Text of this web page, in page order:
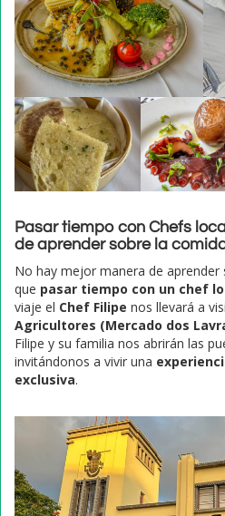
Pasar tiempo con Chefs
de aprender sobre la
No hay mejor manera de
que pasar tiempo con un chef
viaje el Chef Filipe nos llevará a
Agricultores (Mercado dos
Filipe y su familia nos abrirán las
invitándonos a vivir una
exclusiva.